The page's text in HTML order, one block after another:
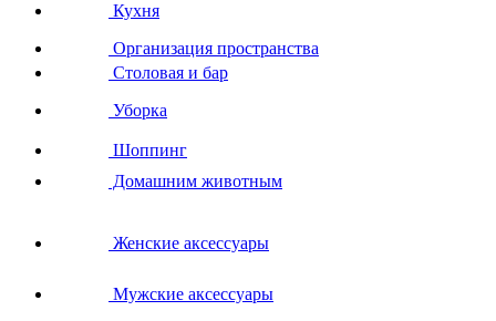
Кухня
Организация пространства
Столовая и бар
Уборка
Шоппинг
Домашним животным
Женские аксессуары
Мужские аксессуары